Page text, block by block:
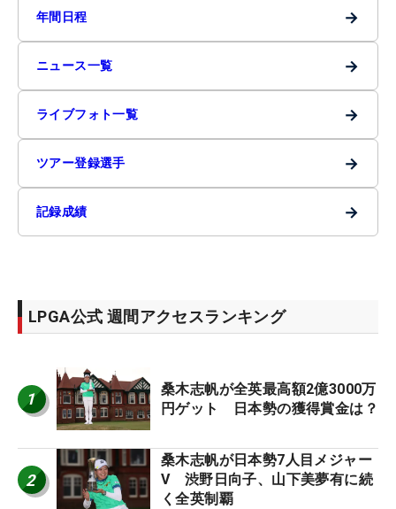
年間日程 →
ニュース一覧 →
ライブフォト一覧 →
ツアー登録選手 →
記録成績 →
LPGA公式 週間アクセスランキング
1
桑木志帆が全英最高額2億3000万
円ゲット 日本勢の獲得賞金は？
2
桑木志帆が日本勢7人目メジャー
V 渋野日向子、山下美夢有に続
く全英制覇